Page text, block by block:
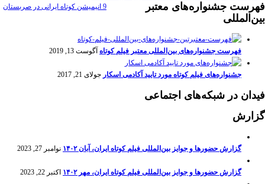
9 انیمیشن کوتاه ایرانی در صربستان
فهرست جشنواره‌های معتبر
بین‌المللی
فهرست جشنواره‌های بین‌المللی معتبر فیلم کوتاه آگوست 13, 2019
جشنواره‌های فیلم کوتاه مورد تایید آکادمی اسکار جولای 21, 2017
فیدان در شبکه‌های اجتماعی
گزارش
گزارش حضورها و جوایز بین‌المللی فیلم کوتاه ایران، آبان ۱۴۰۲ نوامبر 27, 2023
گزارش حضورها و جوایز بین‌المللی فیلم کوتاه ایران، مهر ۱۴۰۲ اکتبر 22, 2023